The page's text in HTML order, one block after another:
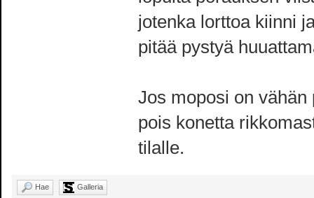
jotenka lorttoa kiinni
pitää pystyä
Jos moposi on
pois konetta
tilalle.
Hae Galleria